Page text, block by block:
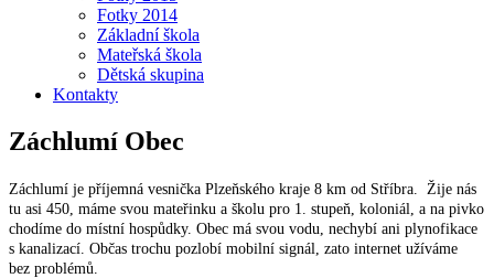
Fotky 2014
Základní škola
Mateřská škola
Dětská skupina
Kontakty
Záchlumí Obec
Záchlumí je příjemná vesnička Plzeňského kraje 8 km od Stříbra. Žije nás
tu asi 450, máme svou mateřinku a školu pro 1. stupeň, koloniál, a na pivko
chodíme do místní hospůdky. Obec má svou vodu, nechybí ani plynofikace
s kanalizací. Občas trochu pozlobí mobilní signál, zato internet užíváme
bez problémů.